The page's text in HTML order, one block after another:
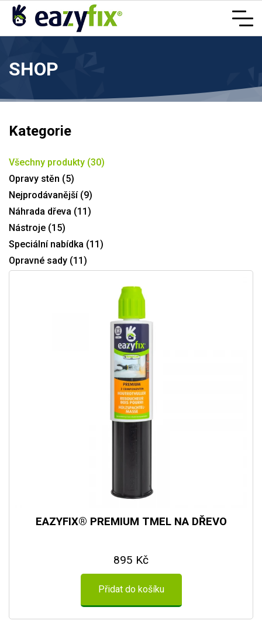
SHOP
Kategorie
Všechny produkty (30)
Opravy stěn (5)
Nejprodávanější (9)
Náhrada dřeva (11)
Nástroje (15)
Speciální nabídka (11)
Opravné sady (11)
EAZYFIX® PREMIUM TMEL NA DŘEVO
895 Kč
Přidat do košíku